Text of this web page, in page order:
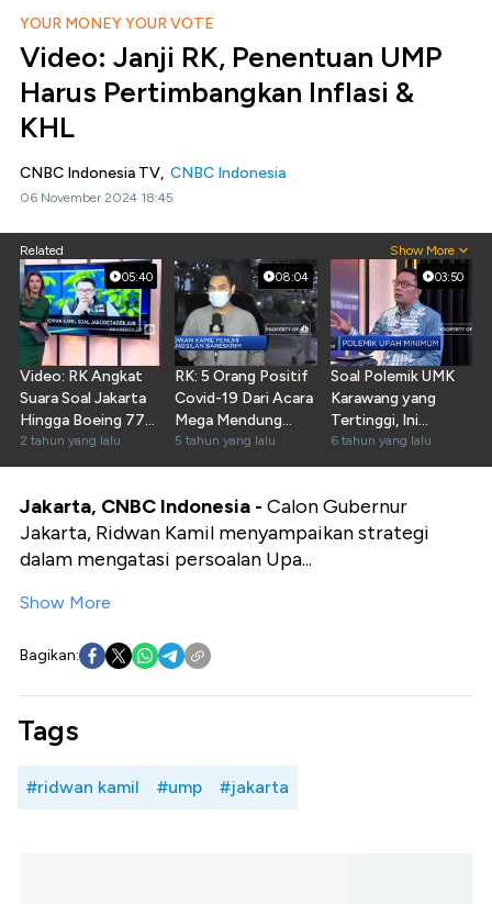
YOUR MONEY YOUR VOTE
Video: Janji RK, Penentuan UMP
Harus Pertimbangkan Inflasi &
KHL
CNBC Indonesia TV, CNBC Indonesia
06 November 2024 18:45
Related Show More
05:40
Video: RK Angkat
Suara Soal Jakarta
Hingga Boeing 777
Bermasalah Lagi
2 tahun yang lalu
08:04
RK: 5 Orang Positif
Covid-19 Dari Acara
Mega Mendung
Bogor
5 tahun yang lalu
03:50
Soal Polemik UMK
Karawang yang
Tertinggi, Ini
Jawaban Ridwan
6 tahun yang lalu
Jakarta, CNBC Indonesia - Calon Gubernur
Jakarta, Ridwan Kamil menyampaikan strategi
dalam mengatasi persoalan Upa...
Show More
Bagikan:
Tags
#ridwan kamil #ump #jakarta